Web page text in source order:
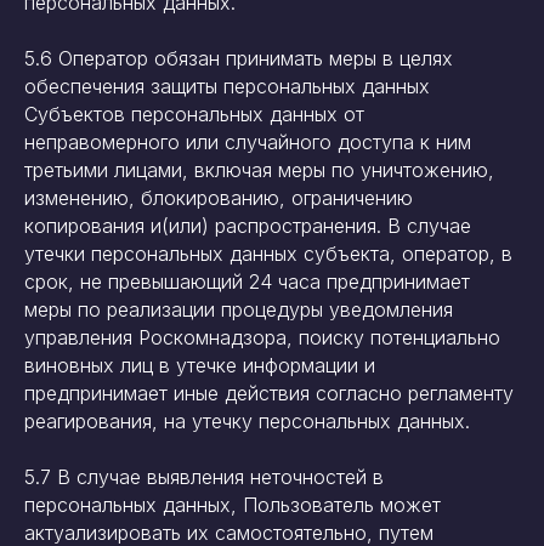
5.6 Оператор обязан принимать меры в целях
обеспечения защиты персональных данных
Субъектов персональных данных от
неправомерного или случайного доступа к ним
третьими лицами, включая меры по уничтожению,
изменению, блокированию, ограничению
копирования и(или) распространения. В случае
утечки персональных данных субъекта, оператор, в
срок, не превышающий 24 часа предпринимает
меры по реализации процедуры уведомления
управления Роскомнадзора, поиску потенциально
виновных лиц в утечке информации и
предпринимает иные действия согласно регламенту
реагирования, на утечку персональных данных.
5.7 В случае выявления неточностей в
персональных данных, Пользователь может
актуализировать их самостоятельно, путем